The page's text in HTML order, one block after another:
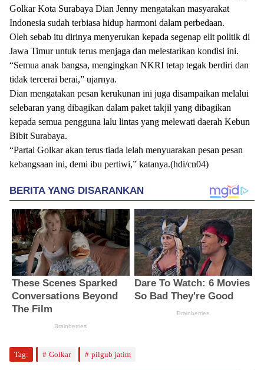
Golkar Kota Surabaya Dian Jenny mengatakan masyarakat
Indonesia sudah terbiasa hidup harmoni dalam perbedaan.
Oleh sebab itu dirinya menyerukan kepada segenap elit politik di
Jawa Timur untuk terus menjaga dan melestarikan kondisi ini.
“Semua anak bangsa, mengingkan NKRI tetap tegak berdiri dan
tidak tercerai berai,” ujarnya.
Dian mengatakan pesan kerukunan ini juga disampaikan melalui
selebaran yang dibagikan dalam paket takjil yang dibagikan
kepada semua pengguna lalu lintas yang melewati daerah Kebun
Bibit Surabaya.
“Partai Golkar akan terus tiada lelah menyuarakan pesan pesan
kebangsaan ini, demi ibu pertiwi,” katanya.(hdi/cn04)
Tag: Golkar pilgub jatim